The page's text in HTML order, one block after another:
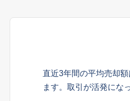
直近3年間の平均売却
ます。取引が活発にな